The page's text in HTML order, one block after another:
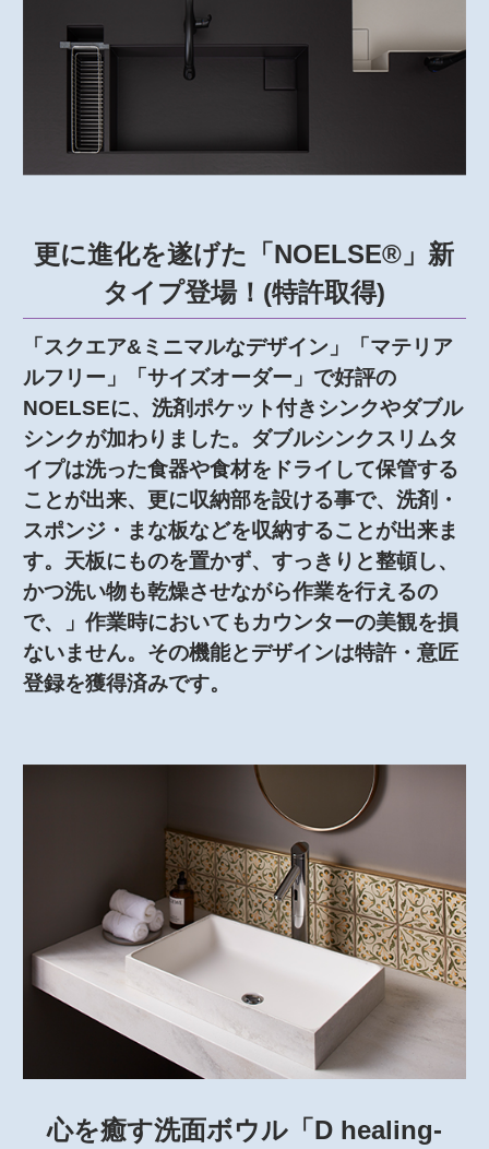
更に進化を遂げた「NOELSE®」新
タイプ登場！(特許取得)
「スクエア&ミニマルなデザイン」「マテリア
ルフリー」「サイズオーダー」で好評の
NOELSEに、洗剤ポケット付きシンクやダブル
シンクが加わりました。ダブルシンクスリムタ
イプは洗った食器や食材をドライして保管する
ことが出来、更に収納部を設ける事で、洗剤・
スポンジ・まな板などを収納することが出来ま
す。天板にものを置かず、すっきりと整頓し、
かつ洗い物も乾燥させながら作業を行えるの
で、」作業時においてもカウンターの美観を損
ないません。その機能とデザインは特許・意匠
登録を獲得済みです。
心を癒す洗面ボウル「D healing-